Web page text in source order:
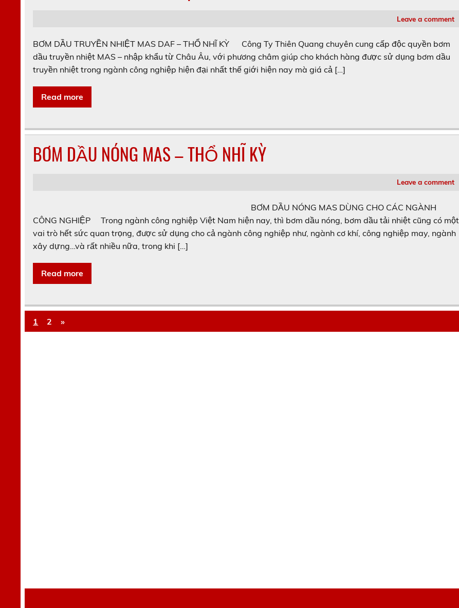
Leave a comment
BƠM DẦU TRUYỀN NHIỆT MAS DAF – THỔ NHĨ KỲ Công Ty Thiên Quang chuyên cung cấp độc quyền bơm
dầu truyền nhiệt MAS – nhập khẩu từ Châu Âu, với phương châm giúp cho khách hàng được sử dụng bơm dầu
truyền nhiệt trong ngành công nghiệp hiện đại nhất thế giới hiện nay mà giá cả […]
Read more
BƠM DẦU NÓNG MAS – THỔ NHĨ KỲ
Leave a comment
BƠM DẦU NÓNG MAS DÙNG CHO CÁC NGÀNH
CÔNG NGHIỆP Trong ngành công nghiệp Việt Nam hiện nay, thì bơm dầu nóng, bơm dầu tải nhiệt cũng có một
vai trò hết sức quan trọng, được sử dụng cho cả ngành công nghiệp như, ngành cơ khí, công nghiệp may, ngành
xây dựng…và rất nhiều nữa, trong khi […]
Read more
1 2 »